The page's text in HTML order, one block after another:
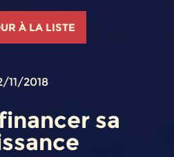
À LA LISTE
11/2018
sa